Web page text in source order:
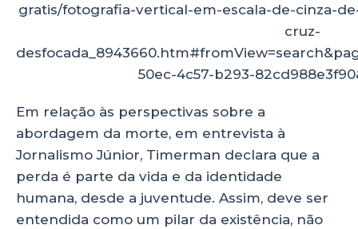
gratis/fotografia-vertical-em-escala-de-cinza-
cruz-
50ec-4c57-b293-
Em relação às perspectivas sobre a
abordagem da morte, em entrevista à
Jornalismo Júnior, Timerman declara que a
perda é parte da vida e da identidade
humana, desde a juventude. Assim, deve ser
entendida como um pilar da existência, não